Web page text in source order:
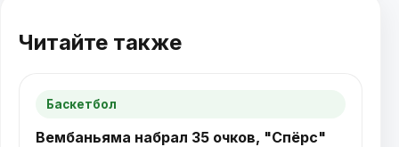
Читайте также
Баскетбол
Вембаньяма набрал 35 очков, "Спёрс"